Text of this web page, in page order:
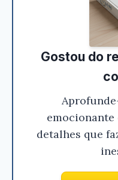
Gostou do
emocionante
detalhes que